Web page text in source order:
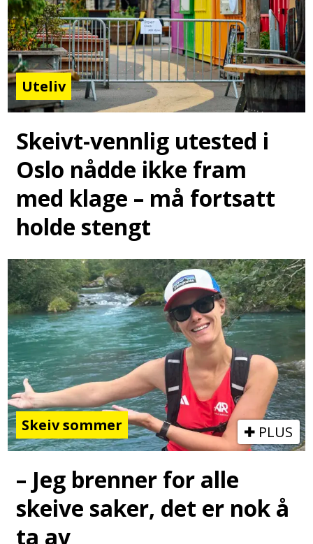
Uteliv
Skeivt-vennlig utested i
Oslo nådde ikke fram
med klage – må fortsatt
holde stengt
Skeiv sommer PLUS
– Jeg brenner for alle
skeive saker, det er nok å
ta av